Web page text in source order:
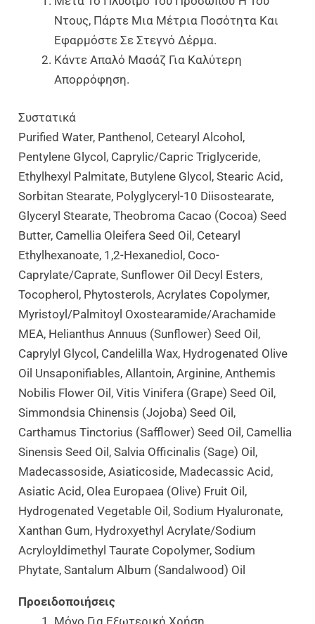
Ντους, Πάρτε Μια Μέτρια Ποσότητα Και
Εφαρμόστε Σε Στεγνό Δέρμα.
Κάντε Απαλό Μασάζ Για Καλύτερη
Απορρόφηση.
Συστατικά
Purified Water, Panthenol, Cetearyl Alcohol,
Pentylene Glycol, Caprylic/Capric Triglyceride,
Ethylhexyl Palmitate, Butylene Glycol, Stearic Acid,
Sorbitan Stearate, Polyglyceryl-10 Diisostearate,
Glyceryl Stearate, Theobroma Cacao (Cocoa) Seed
Butter, Camellia Oleifera Seed Oil, Cetearyl
Ethylhexanoate, 1,2-Hexanediol, Coco-
Caprylate/Caprate, Sunflower Oil Decyl Esters,
Tocopherol, Phytosterols, Acrylates Copolymer,
Myristoyl/Palmitoyl Oxostearamide/Arachamide
MEA, Helianthus Annuus (Sunflower) Seed Oil,
Caprylyl Glycol, Candelilla Wax, Hydrogenated Olive
Oil Unsaponifiables, Allantoin, Arginine, Anthemis
Nobilis Flower Oil, Vitis Vinifera (Grape) Seed Oil,
Simmondsia Chinensis (Jojoba) Seed Oil,
Carthamus Tinctorius (Safflower) Seed Oil, Camellia
Sinensis Seed Oil, Salvia Officinalis (Sage) Oil,
Madecassoside, Asiaticoside, Madecassic Acid,
Asiatic Acid, Olea Europaea (Olive) Fruit Oil,
Hydrogenated Vegetable Oil, Sodium Hyaluronate,
Xanthan Gum, Hydroxyethyl Acrylate/Sodium
Acryloyldimethyl Taurate Copolymer, Sodium
Phytate, Santalum Album (Sandalwood) Oil
Προειδοποιήσεις
Μόνο Για Εξωτερική Χρήση.